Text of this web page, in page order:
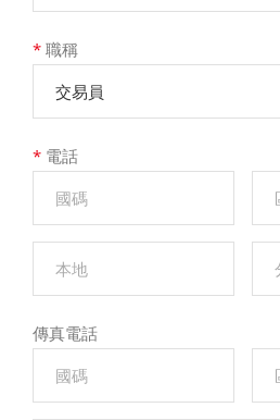
* 職稱
交易員
* 電話
傳真電話